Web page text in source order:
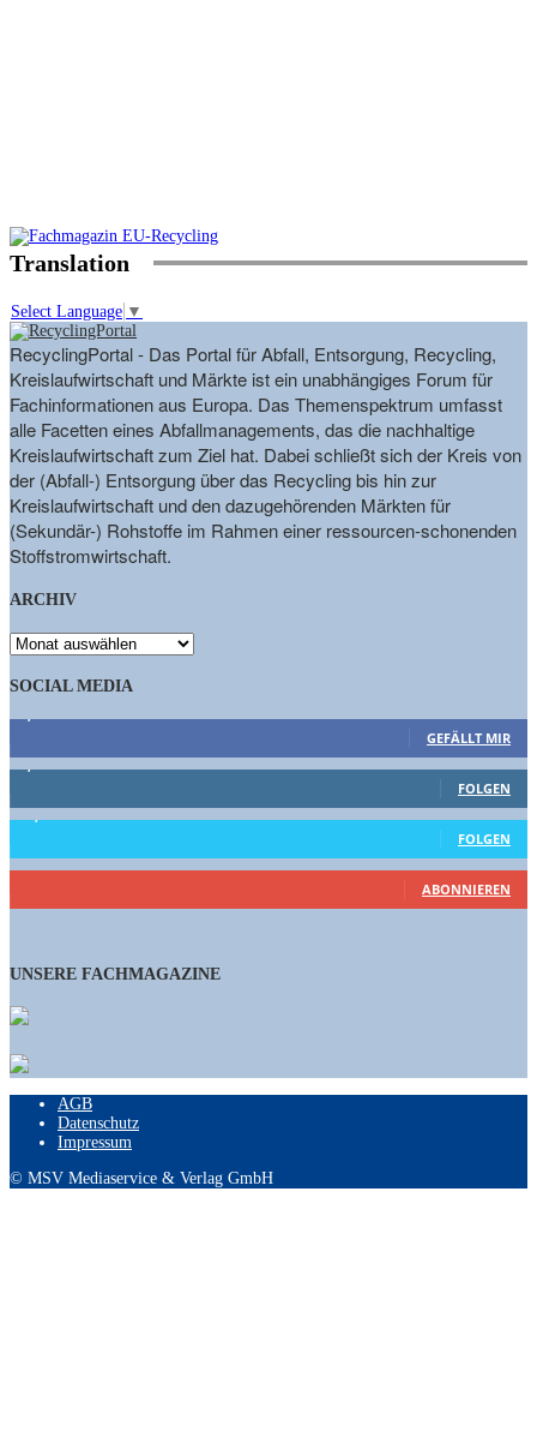
Translation
Select Language ▼
RecyclingPortal - Das Portal für Abfall, Entsorgung, Recycling,
Kreislaufwirtschaft und Märkte ist ein unabhängiges Forum für
Fachinformationen aus Europa. Das Themenspektrum umfasst
alle Facetten eines Abfallmanagements, das die nachhaltige
Kreislaufwirtschaft zum Ziel hat. Dabei schließt sich der Kreis von
der (Abfall-) Entsorgung über das Recycling bis hin zur
Kreislaufwirtschaft und den dazugehörenden Märkten für
(Sekundär-) Rohstoffe im Rahmen einer ressourcen-schonenden
Stoffstromwirtschaft.
ARCHIV
ARCHIV
SOCIAL MEDIA
GEFÄLLT MIR
1,662 Follower
FOLGEN
15,658 Follower
FOLGEN
461 Abonnenten
ABONNIEREN
UNSERE FACHMAGAZINE
AGB
Datenschutz
Impressum
© MSV Mediaservice & Verlag GmbH